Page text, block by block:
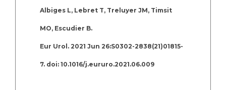
Albiges L, Lebret T, Treluyer JM, Timsit
MO, Escudier B.
Eur Urol. 2021 Jun 26:S0302-2838(21)01815-
7. doi: 10.1016/j.eururo.2021.06.009